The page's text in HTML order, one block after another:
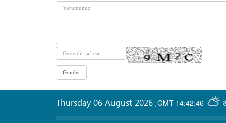
GMT-14:42:46
Thursday 06 August 2026 ,